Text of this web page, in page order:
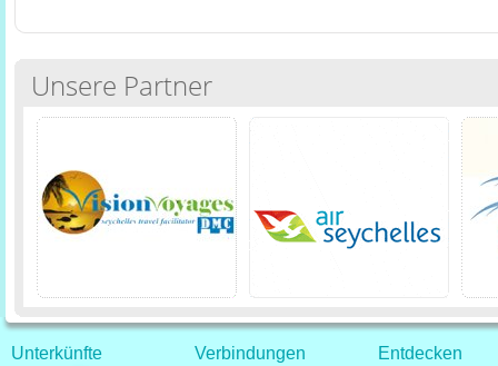
Unsere Partner
Unterkünfte Verbindungen Entdecken